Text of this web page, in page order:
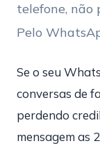
telefone, não
Pelo
Se o seu
conversas de
perdendo
mensagem as